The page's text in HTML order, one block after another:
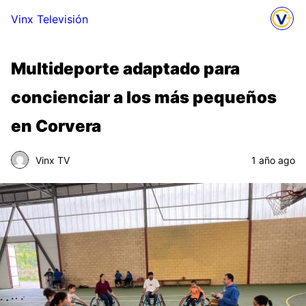
Vinx Televisión
Multideporte adaptado para
concienciar a los más pequeños
en Corvera
Vinx TV 1 año ago